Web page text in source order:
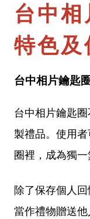
台中
特色及
台中相片鑰匙
台中相片鑰匙
製禮品。使用
圈裡，成為獨一
除了保存個人
當作禮物贈送